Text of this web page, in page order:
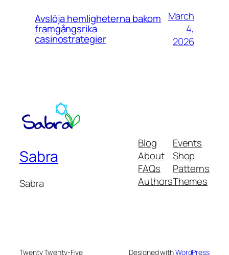
Avslöja hemligheterna bakom
framgångsrika
casinostrategier
March
4,
2026
Sabra
Sabra
Blog
About
FAQs
Authors
Events
Shop
Patterns
Themes
Twenty Twenty-Five Designed withWordPress